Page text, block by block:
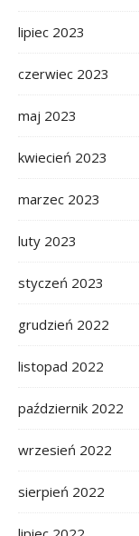
lipiec 2023
czerwiec 2023
maj 2023
kwiecień 2023
marzec 2023
luty 2023
styczeń 2023
grudzień 2022
listopad 2022
październik 2022
wrzesień 2022
sierpień 2022